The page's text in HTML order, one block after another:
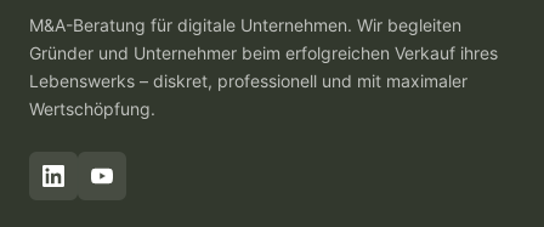
M&A-Beratung für digitale Unternehmen. Wir begleiten
Gründer und Unternehmer beim erfolgreichen Verkauf ihres
Lebenswerks – diskret, professionell und mit maximaler
Wertschöpfung.